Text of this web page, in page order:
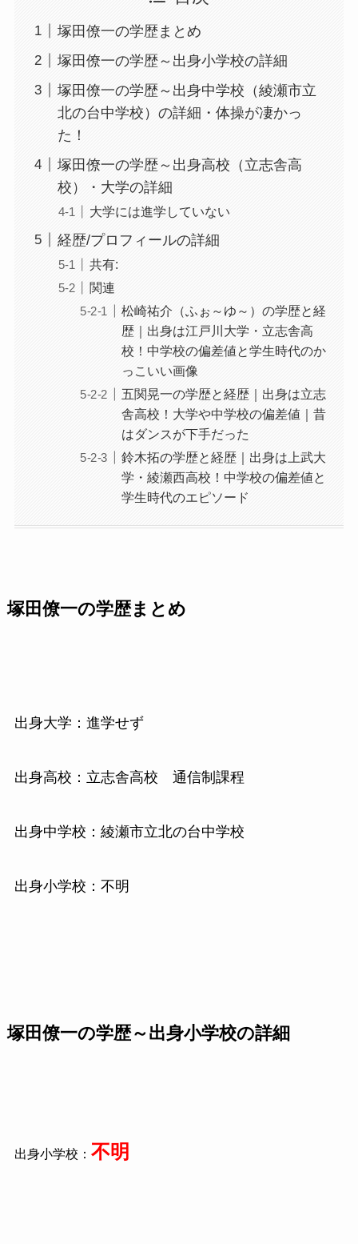
塚田僚一の学歴まとめ
塚田僚一の学歴～出身小学校の詳細
塚田僚一の学歴～出身中学校（綾瀬市立
北の台中学校）の詳細・体操が凄かっ
た！
塚田僚一の学歴～出身高校（立志舎高
校）・大学の詳細
大学には進学していない
経歴/プロフィールの詳細
共有:
関連
松崎祐介（ふぉ～ゆ～）の学歴と経
歴｜出身は江戸川大学・立志舎高
校！中学校の偏差値と学生時代のか
っこいい画像
五関晃一の学歴と経歴｜出身は立志
舎高校！大学や中学校の偏差値｜昔
はダンスが下手だった
鈴木拓の学歴と経歴｜出身は上武大
学・綾瀬西高校！中学校の偏差値と
学生時代のエピソード
塚田僚一の学歴まとめ
出身大学：進学せず
出身高校：立志舎高校 通信制課程
出身中学校：綾瀬市立北の台中学校
出身小学校：不明
塚田僚一の学歴～出身小学校の詳細
出身小学校： 不明